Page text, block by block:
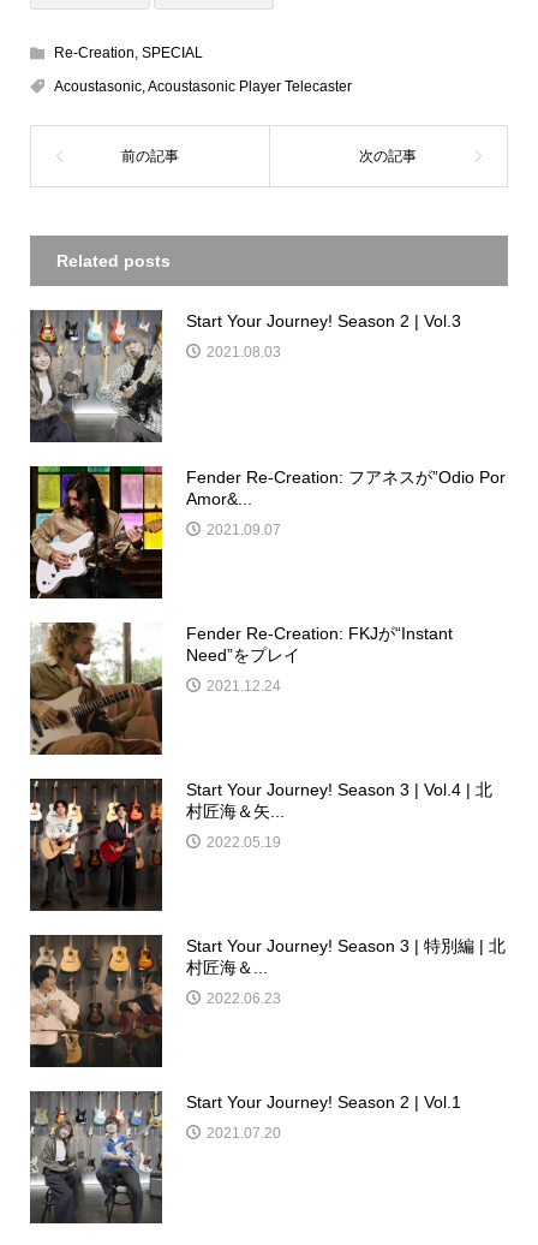
Re-Creation, SPECIAL
Acoustasonic,Acoustasonic Player Telecaster
Related posts
Start Your Journey! Season 2 | Vol.3
2021.08.03
Fender Re-Creation: フアネスが”Odio Por
Amor&...
2021.09.07
Fender Re-Creation: FKJが“Instant
Need”をプレイ
2021.12.24
Start Your Journey! Season 3 | Vol.4 | 北
村匠海＆矢...
2022.05.19
Start Your Journey! Season 3 | 特別編 | 北
村匠海＆...
2022.06.23
Start Your Journey! Season 2 | Vol.1
2021.07.20